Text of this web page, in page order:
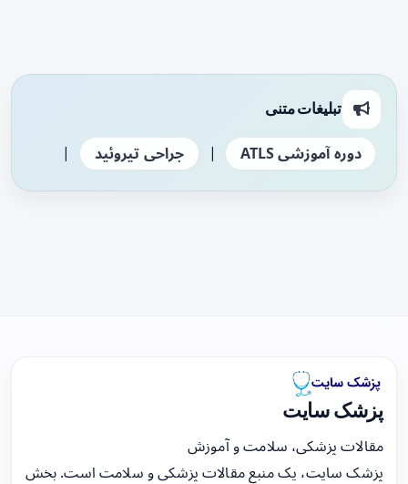
تبلیغات متنی
دوره آموزشی ATLS | جراحی تیروئید |
پزشک سایت
مقالات پزشکی، سلامت و آموزش
پزشک سایت، یک منبع مقالات پزشکی و سلامت است. بخش